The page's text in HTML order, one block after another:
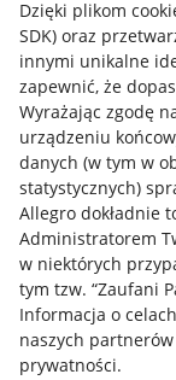
Dzięki plikom
SDK) oraz
innymi unikalne
zapewnić, że
Wyrażając zgodę
urządzeniu
danych (w tym w
statystycznych)
Allegro dokładnie
Administratorem
w niektórych
tym tzw. “Zaufani
Informacja o
naszych
prywatności.
Przydatne
Jak to działa